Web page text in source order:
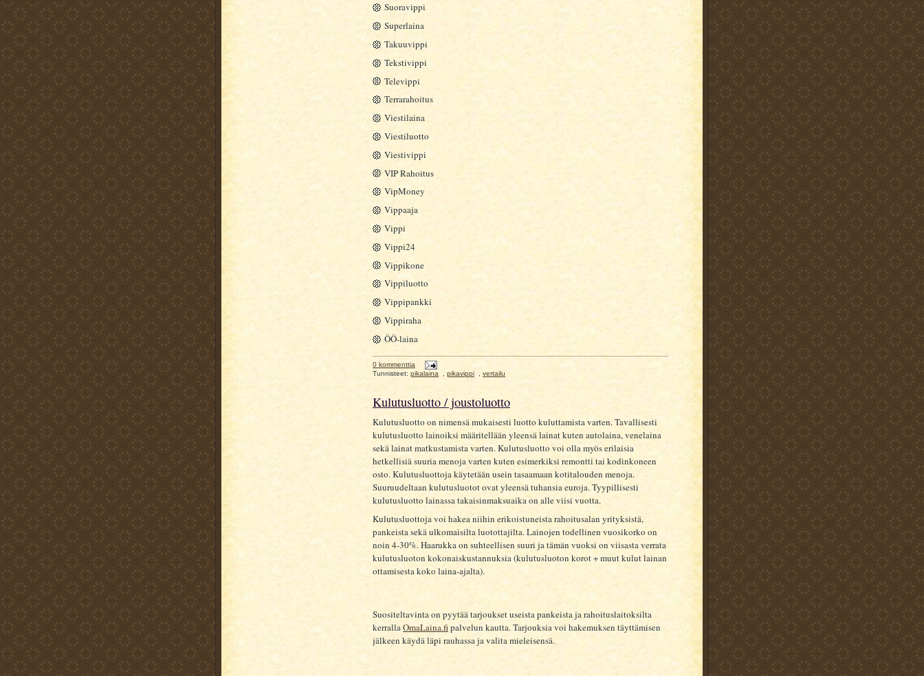
Suoravippi
Superlaina
Takuuvippi
Tekstivippi
Televippi
Terrarahoitus
Viestilaina
Viestiluotto
Viestivippi
VIP Rahoitus
VipMoney
Vippaaja
Vippi
Vippi24
Vippikone
Vippiluotto
Vippipankki
Vippiraha
ÖÖ-laina
0 kommenttia
Tunnisteet: pikalaina , pikavippi , vertailu
Kulutusluotto / joustoluotto
Kulutusluotto on nimensä mukaisesti luotto kuluttamista varten. Tavallisesti
kulutusluotto lainoiksi määritellään yleensä lainat kuten autolaina, venelaina
sekä lainat matkustamista varten. Kulutusluotto voi olla myös erilaisia
hetkellisiä suuria menoja varten kuten esimerkiksi remontti tai kodinkoneen
osto. Kulutusluottoja käytetään usein tasaamaan kotitalouden menoja.
Suuruudeltaan kulutusluotot ovat yleensä tuhansia euroja. Tyypillisesti
kulutusluotto lainassa takaisinmaksuaika on alle viisi vuotta.
Kulutusluottoja voi hakea niihin erikoistuneista rahoitusalan yrityksistä,
pankeista sekä ulkomaisilta luotottajilta. Lainojen todellinen vuosikorko on
noin 4-30%. Haarukka on suhteellisen suuri ja tämän vuoksi on viisasta verrata
kulutusluoton kokonaiskustannuksia (kulutusluoton korot + muut kulut lainan
ottamisesta koko laina-ajalta).
Suositeltavinta on pyytää tarjoukset useista pankeista ja rahoituslaitoksilta
kerrallaOmaLaina.fipalvelun kautta. Tarjouksia voi hakemuksen täyttämisen
jälkeen käydä läpi rauhassa ja valita mieleisensä.